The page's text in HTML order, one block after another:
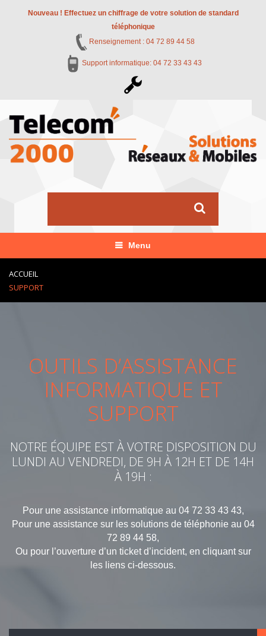
Nouveau ! Effectuez un chiffrage de votre solution de standard
téléphonique
Renseignement : 04 72 89 44 58
Support informatique: 04 72 33 43 43
Menu
ACCUEIL
SUPPORT
OUTILS D’ASSISTANCE
INFORMATIQUE ET
SUPPORT
NOTRE ÉQUIPE EST À VOTRE DISPOSITION DU
LUNDI AU VENDREDI, DE 9H À 12H ET DE 14H
À 19H :
Pour une assistance informatique au 04 72 33 43 43,
Pour une assistance sur les solutions de téléphonie au 04
72 89 44 58,
Ou pour l’ouverture d’un ticket d’incident, en cliquant sur
les liens ci-dessous.